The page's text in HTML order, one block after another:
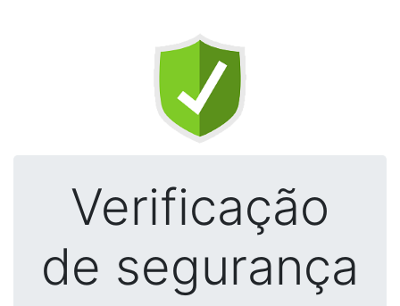
Verificação
de segurança